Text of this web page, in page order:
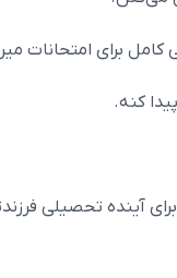
برای امتحانات
کنه.
آینده تحصیلی